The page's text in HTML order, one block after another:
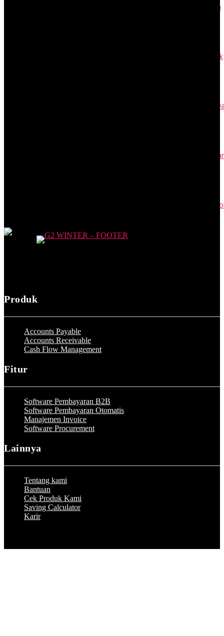
RAB adalah Rencana Anggaran Biaya: Cara Buat dan Contohnya
Vendor adalah Penyedia Barang Jasa: Contohnya di Rantai Pasok
Buku Kas adalah Catatan Transaksi Tunai Akuntansi, Cek
Contoh Surat Resmi: Permohonan, Kuasa, Edaran, SK, dan
PKWT adalah Perjanjian Kerja Waktu Tertentu: Syarat dan
Produk
Accounts Payable
Accounts Receivable
Cash Flow Management
Fitur
Software Pembayaran B2B
Software Pembayaran Otomatis
Manajemen Invoice
Software Procurement
Lainnya
Tentang kami
Bantuan
Cek Produk Kami
Saving Calculator
Karir